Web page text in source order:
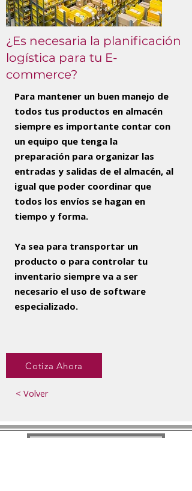
¿Es necesaria la planificación
logística para tu E-
commerce?
Para mantener un buen manejo de
todos tus productos en almacén
siempre es importante contar con
un equipo que tenga la
preparación para organizar las
entradas y salidas de el almacén, al
igual que poder coordinar que
todos los envíos se hagan en
tiempo y forma.
Ya sea para transportar un
producto o para controlar tu
inventario siempre va a ser
necesario el uso de software
especializado.
Cotiza Ahora
< Volver